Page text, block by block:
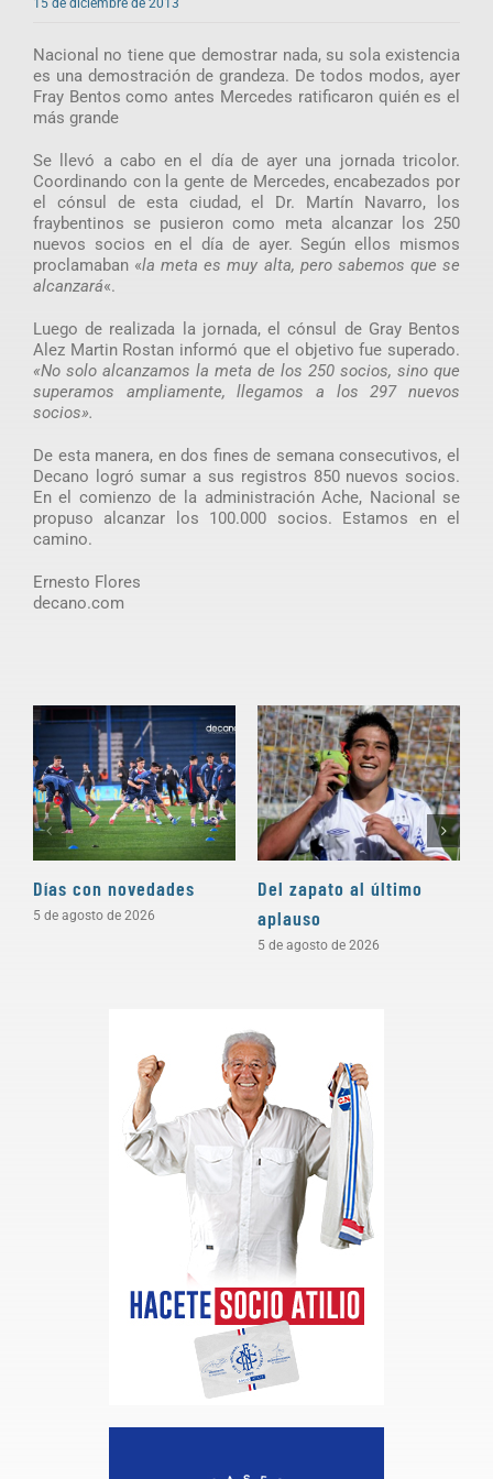
Nacional no tiene que demostrar nada, su sola existencia
es una demostración de grandeza. De todos modos, ayer
Fray Bentos como antes Mercedes ratificaron quién es el
más grande
Se llevó a cabo en el día de ayer una jornada tricolor.
Coordinando con la gente de Mercedes, encabezados por
el cónsul de esta ciudad, el Dr. Martín Navarro, los
fraybentinos se pusieron como meta alcanzar los 250
nuevos socios en el día de ayer. Según ellos mismos
proclamaban «la meta es muy alta, pero sabemos que se
alcanzará«.
Luego de realizada la jornada, el cónsul de Gray Bentos
Alez Martin Rostan informó que el objetivo fue superado.
«No solo alcanzamos la meta de los 250 socios, sino que
superamos ampliamente, llegamos a los 297 nuevos
socios».
De esta manera, en dos fines de semana consecutivos, el
Decano logró sumar a sus registros 850 nuevos socios.
En el comienzo de la administración Ache, Nacional se
propuso alcanzar los 100.000 socios. Estamos en el
camino.
Ernesto Flores
decano.com
Días con novedades
5 de agosto de 2026
Del zapato al último
aplauso
5 de agosto de 2026